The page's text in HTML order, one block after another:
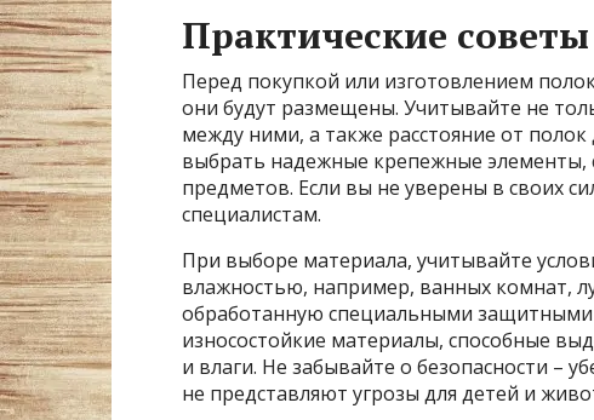
Практические
Перед покупкой или изготовлением
они будут размещены. Учитывайте не
между ними, а также расстояние от
выбрать надежные крепежные
предметов. Если вы не уверены в своих
специалистам.
При выборе материала, учитывайте
влажностью, например, ванных комнат,
обработанную специальными защитными
износостойкие материалы, способные
и влаги. Не забывайте о безопасности –
не представляют угрозы для детей и